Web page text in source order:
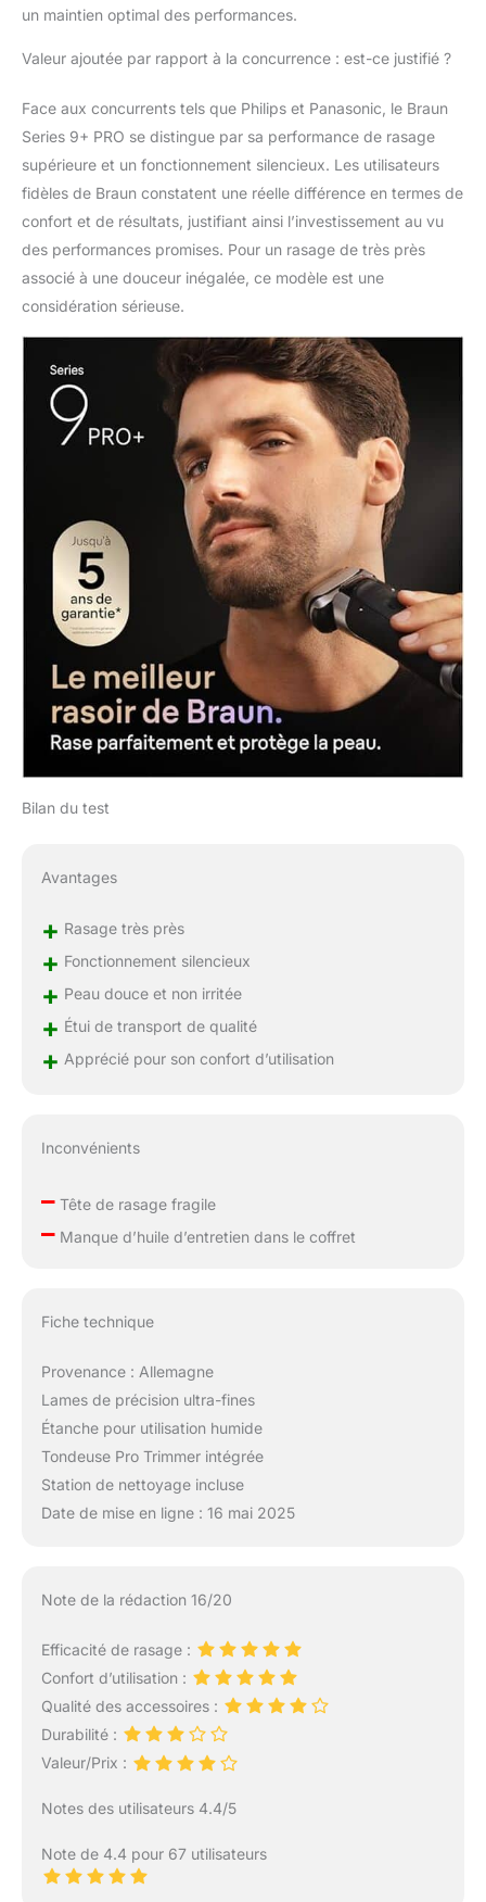
peau sèche ou
min d'autonomie avec
un maintien optimal des performances.
Valeur ajoutée par rapport à la concurrence : est-ce justifié ?
Face aux concurrents tels que Philips et Panasonic, le Braun
Series 9+ PRO se distingue par sa performance de rasage
supérieure et un fonctionnement silencieux. Les utilisateurs
fidèles de Braun constatent une réelle différence en termes de
confort et de résultats, justifiant ainsi l’investissement au vu
des performances promises. Pour un rasage de très près
associé à une douceur inégalée, ce modèle est une
considération sérieuse.
Bilan du test
Avantages
+ Rasage très près
+ Fonctionnement silencieux
+ Peau douce et non irritée
+ Étui de transport de qualité
+ Apprécié pour son confort d’utilisation
Inconvénients
–Tête de rasage fragile
–Manque d’huile d’entretien dans le coffret
Fiche technique
Provenance : Allemagne
Lames de précision ultra-fines
Étanche pour utilisation humide
Tondeuse Pro Trimmer intégrée
Station de nettoyage incluse
Date de mise en ligne : 16 mai 2025
Note de la rédaction 16/20
Efficacité de rasage :
Confort d’utilisation :
Qualité des accessoires :
Durabilité :
Valeur/Prix :
Notes des utilisateurs 4.4/5
Note de 4.4 pour 67 utilisateurs